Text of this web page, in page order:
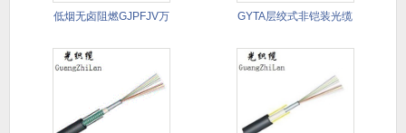
低烟无卤阻燃GJPFJV万 GYTA层绞式非铠装光缆